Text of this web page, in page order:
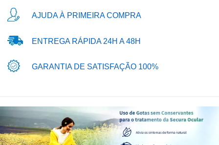
AJUDA À PRIMEIRA COMPRA
ENTREGA RÁPIDA 24H A 48H
GARANTIA DE SATISFAÇÃO 100%